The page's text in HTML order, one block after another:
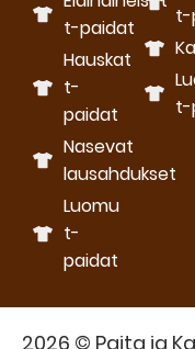
t-paidat
Hauskat
t-
paidat
Nasevat
lausahdukset
Luomu
t-
paidat
t-
t-
2026 © Paita ja